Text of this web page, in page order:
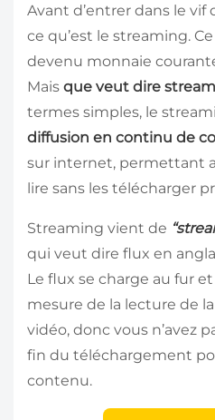
Avant d’entrer dans le vif
ce qu’est le streaming.
devenu monnaie
Mais que veut dire
termes simples, le
diffusion en continu de
sur internet, permettant
lire sans les télécharger
Streaming vient de
qui veut dire flux en
Le flux se charge au fur et
mesure de la lecture de la
vidéo, donc vous n’avez
fin du téléchargement
contenu.